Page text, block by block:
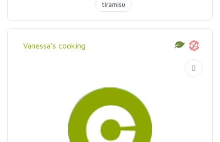
tiramisu
Vanessa's cooking